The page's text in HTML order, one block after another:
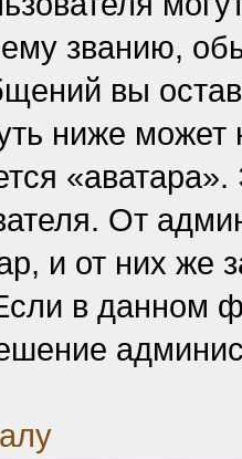
званию,
вы
ниже может
От
и от них же
в данном